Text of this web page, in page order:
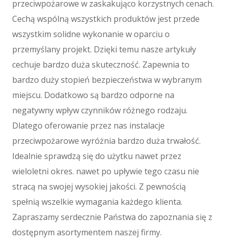
Elektronika, RTV, AGD
Art. Dla Zwierząt
Ogród, Rośliny
Chemia
Art. Spożywcze
Materiały Eksploatacyjne
Inne Sklepy
Maszyny
Maszyny
Narzędzia
Przemysł Metalowy
Spedycja
Transport
Części Samochodowe
Wynajem
Usługi Motoryzacyjne
Salony, Komisy
przeciwpożarowe w zaskakująco korzystnych cenach.
Cechą wspólną wszystkich produktów jest przede
wszystkim solidne wykonanie w oparciu o
przemyślany projekt. Dzięki temu nasze artykuły
cechuje bardzo duża skuteczność. Zapewnia to
bardzo duży stopień bezpieczeństwa w wybranym
miejscu. Dodatkowo są bardzo odporne na
negatywny wpływ czynników różnego rodzaju.
Dlatego oferowanie przez nas instalacje
przeciwpożarowe wyróżnia bardzo duża trwałość.
Idealnie sprawdzą się do użytku nawet przez
wieloletni okres. nawet po upływie tego czasu nie
stracą na swojej wysokiej jakości. Z pewnością
spełnią wszelkie wymagania każdego klienta.
Zapraszamy serdecznie Państwa do zapoznania się z
dostępnym asortymentem naszej firmy.